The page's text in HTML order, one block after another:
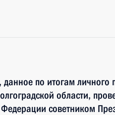
по итогам
области,
советником